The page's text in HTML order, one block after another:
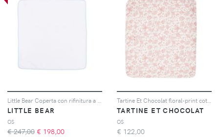
LITTLE BEAR
OS
€ 247,00 € 198,00
TARTINE ET CHOCOLAT
OS
€ 122,00